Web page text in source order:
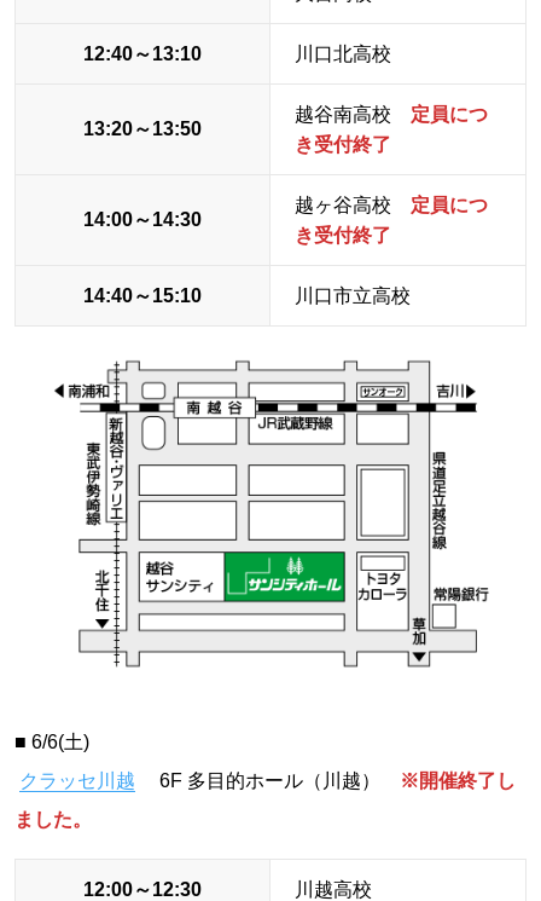
12:40～13:10 川口北高校
13:20～13:50
越谷南高校 定員につ
き受付終了
14:00～14:30
越ヶ谷高校 定員につ
き受付終了
14:40～15:10 川口市立高校
■ 6/6(土)
クラッセ川越
6F 多目的ホール（川越）
※開催終了し
ました。
12:00～12:30 川越高校